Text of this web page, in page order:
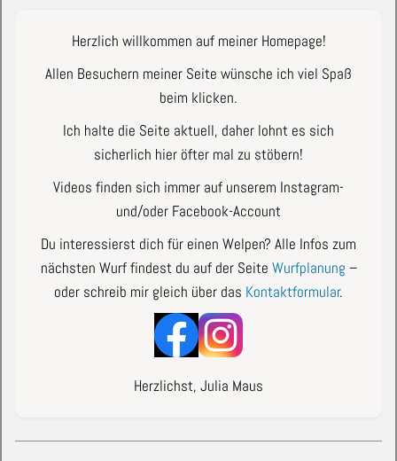
Herzlich willkommen auf meiner Homepage!
Allen Besuchern meiner Seite wünsche ich viel Spaß
beim klicken.
Ich halte die Seite aktuell, daher lohnt es sich
sicherlich hier öfter mal zu stöbern!
Videos finden sich immer auf unserem Instagram-
und/oder Facebook-Account
Du interessierst dich für einen Welpen? Alle Infos zum
nächsten Wurf findest du auf der Seite Wurfplanung –
oder schreib mir gleich über das Kontaktformular.
Herzlichst, Julia Maus